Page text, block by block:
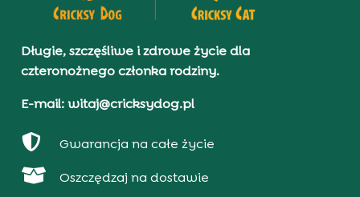
Długie, szczęśliwe i zdrowe życie dla
czteronożnego członka rodziny.
E-mail: witaj@cricksydog.pl
 Gwarancja na całe życie
 Oszczędzaj na dostawie